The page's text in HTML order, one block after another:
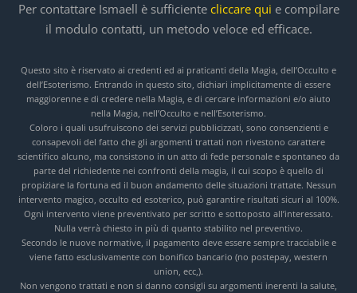
Per contattare Ismaell è sufficiente cliccare qui e compilare
il modulo contatti, un metodo veloce ed efficace.
Questo sito è riservato ai credenti ed ai praticanti della Magia, dell’Occulto e
dell’Esoterismo. Entrando in questo sito, dichiari implicitamente di essere
maggiorenne e di credere nella Magia, e di cercare informazioni e/o aiuto
nella Magia, nell’Occulto e nell’Esoterismo.
Coloro i quali usufruiscono dei servizi pubblicizzati, sono consenzienti e
consapevoli del fatto che gli argomenti trattati non rivestono carattere
scientifico alcuno, ma consistono in un atto di fede personale e spontaneo da
parte del richiedente nei confronti della magia, il cui scopo è quello di
propiziare la fortuna ed il buon andamento delle situazioni trattate. Nessun
intervento magico, occulto ed esoterico, può garantire risultati sicuri al 100%.
Ogni intervento viene preventivato per scritto e sottoposto all’interessato.
Nulla verrà chiesto in più di quanto stabilito nel preventivo.
Secondo le nuove normative, il pagamento deve essere sempre tracciabile e
viene fatto esclusivamente con bonifico bancario (no postepay, western
union, ecc,).
Non vengono trattati e non si danno consigli su argomenti inerenti la salute,